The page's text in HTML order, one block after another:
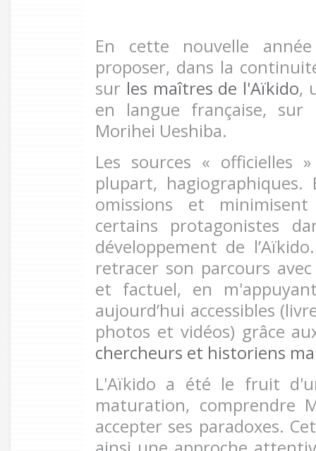
En cette nouvelle
proposer, dans la
sur les maîtres de l'Aïkido,
en langue française,
Morihei Ueshiba.
Les sources « officielles
plupart, hagiographiques.
omissions et
certains protagonistes
développement de
retracer son parcours
et factuel, en
aujourd’hui accessibles
photos et vidéos) grâce
chercheurs et historiens
L'Aïkido a été le fruit
maturation, comprendre
accepter ses paradoxes.